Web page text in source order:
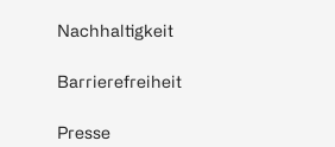
Nachhaltigkeit
Barrierefreiheit
Presse